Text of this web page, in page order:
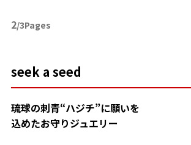
2/3Pages
seek a seed
琉球の刺青“ハジチ”に願いを
込めたお守りジュエリー